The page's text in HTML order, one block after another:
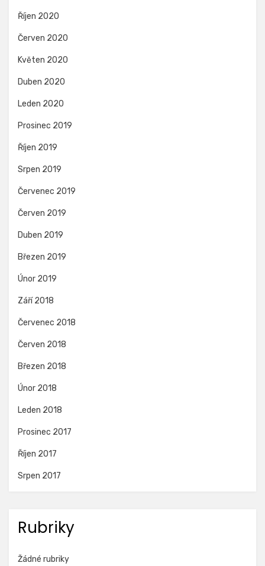
Říjen 2020
Červen 2020
Květen 2020
Duben 2020
Leden 2020
Prosinec 2019
Říjen 2019
Srpen 2019
Červenec 2019
Červen 2019
Duben 2019
Březen 2019
Únor 2019
Září 2018
Červenec 2018
Červen 2018
Březen 2018
Únor 2018
Leden 2018
Prosinec 2017
Říjen 2017
Srpen 2017
Rubriky
Žádné rubriky